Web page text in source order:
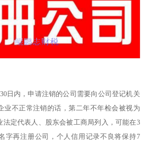
日内，申请注销的公司需要向公司登记机关
业不正常注销的话，第二年不年检会被视为
法定代表人、股东会被工商局列入，可能在3
字再注册公司，个人信用记录不良将保持7